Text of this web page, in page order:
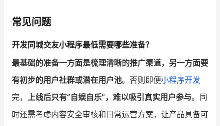
常见问题
开发同城交友小程序最低需要哪些准备？
最基础的准备一方面是梳理清晰的推广渠道，另一方面要
有初步的用户社群或潜在用户池。否则即便小程序开发
完， 上线后只有“自娱自乐”，难以吸引真实用户参与。同
时还需考虑内容安全审核和日常运营方案，让产品具备可